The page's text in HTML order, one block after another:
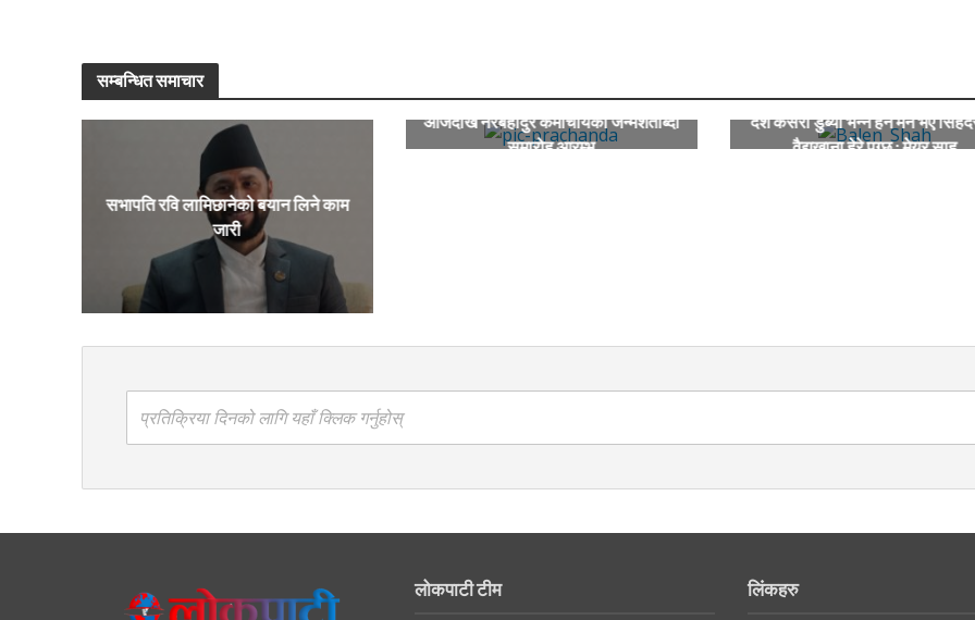
सम्बन्धित समाचार
सभापति रवि लामिछानेको बयान लिने काम
जारी
आजदेखि नरबहादुर कर्माचार्यको जन्मशताब्दी
समारोह आरम्भ
देश कसरी डुब्यो भन्ने हेर्न मन भए
वैद्यखाना हेरे पुग्छ : मेयर साह
प्रतिक्रिया दिनको लागि यहाँ क्लिक गर्नुहोस्
लोकपाटी टीम लिंकहरु